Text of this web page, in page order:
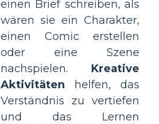
einen Brief schreiben, als
wären sie ein Charakter,
einen Comic erstellen
oder eine Szene
nachspielen. Kreative
Aktivitäten helfen, das
Verständnis zu vertiefen
und das Lernen